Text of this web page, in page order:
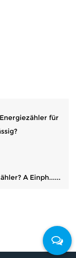
für
A Einph......